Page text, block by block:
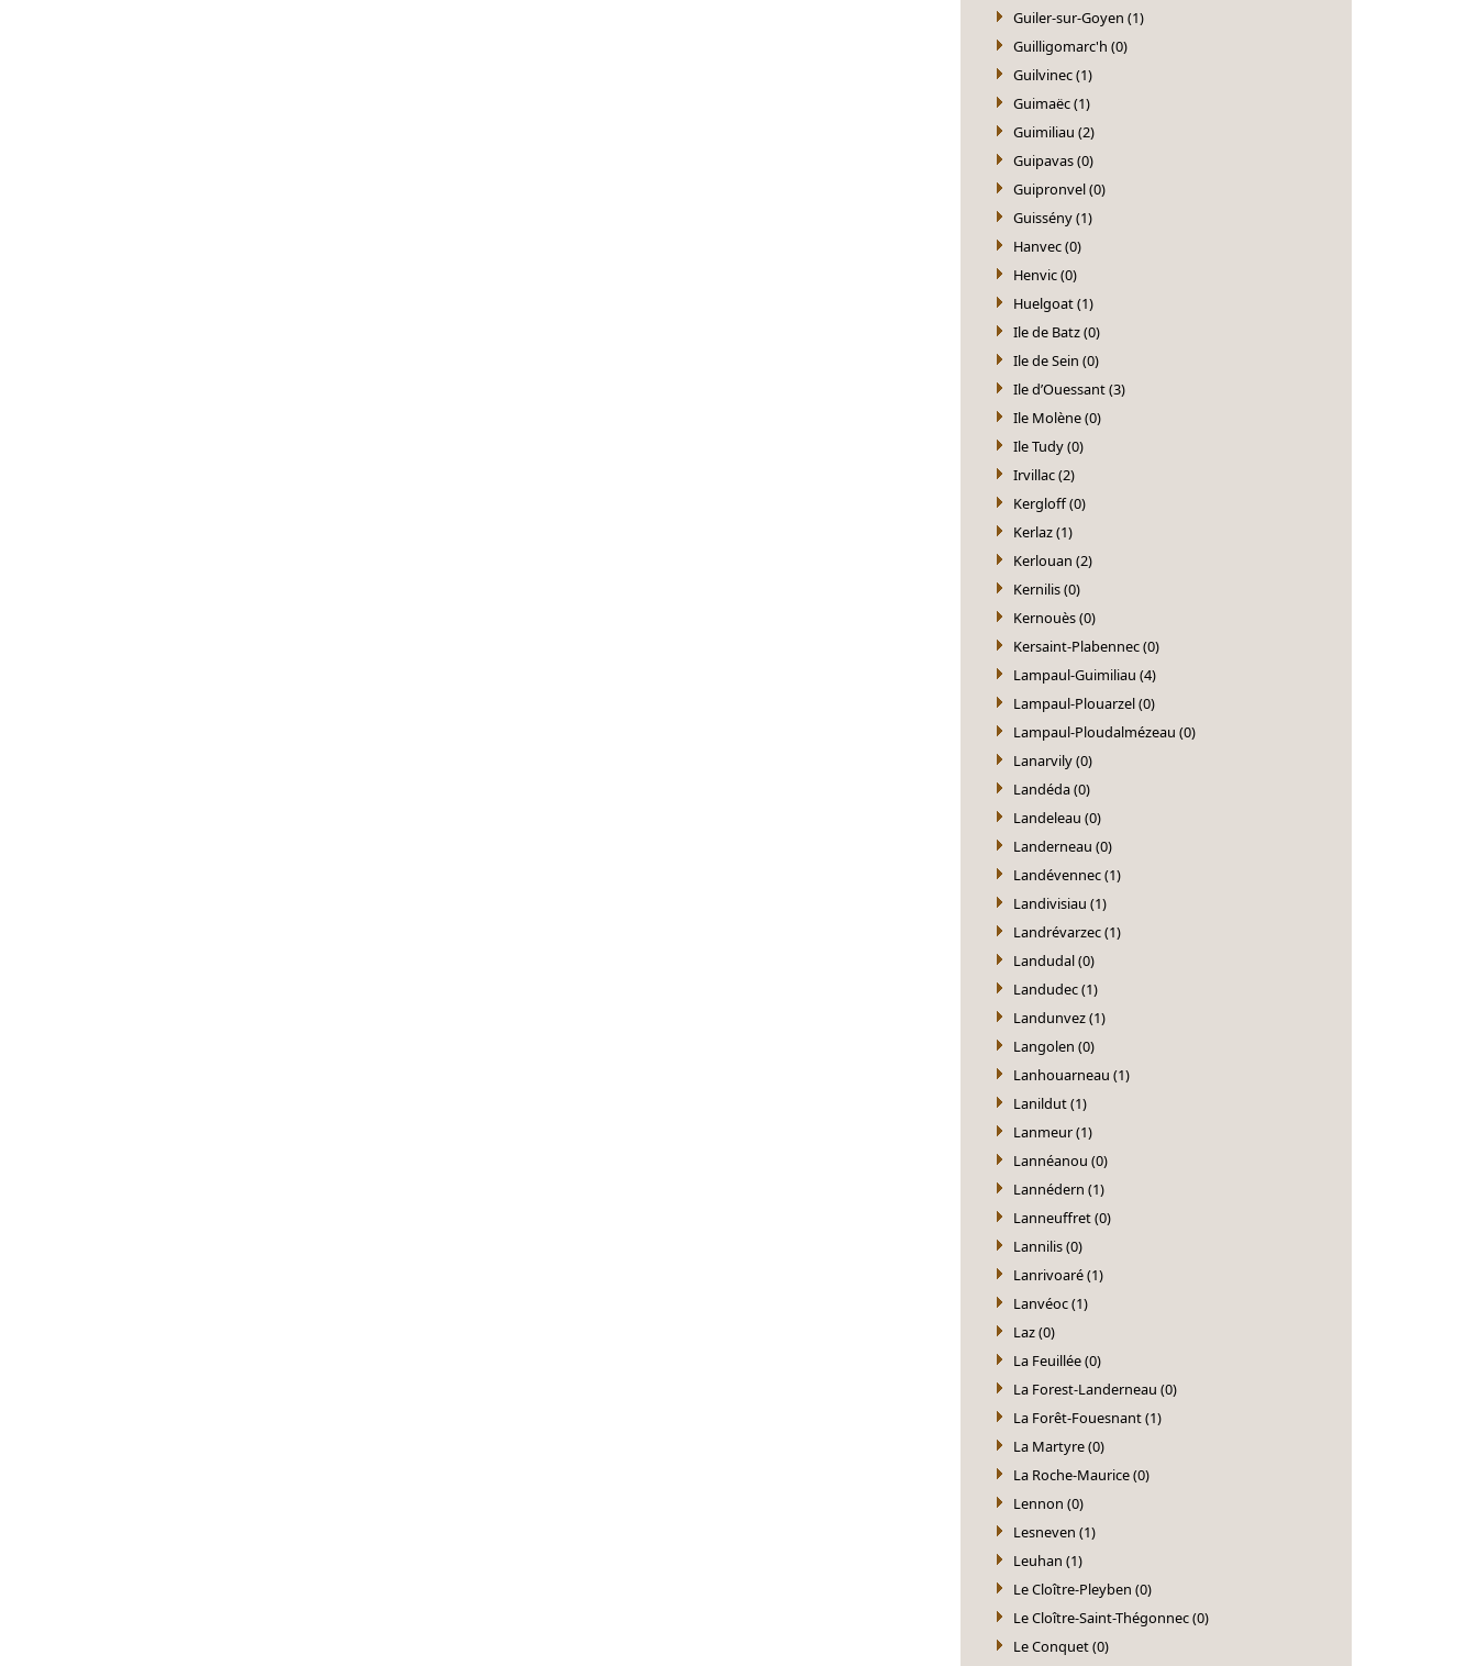
Guiler-sur-Goyen (1)
Guilligomarc'h (0)
Guilvinec (1)
Guimaëc (1)
Guimiliau (2)
Guipavas (0)
Guipronvel (0)
Guissény (1)
Hanvec (0)
Henvic (0)
Huelgoat (1)
Ile de Batz (0)
Ile de Sein (0)
Ile d’Ouessant (3)
Ile Molène (0)
Ile Tudy (0)
Irvillac (2)
Kergloff (0)
Kerlaz (1)
Kerlouan (2)
Kernilis (0)
Kernouès (0)
Kersaint-Plabennec (0)
Lampaul-Guimiliau (4)
Lampaul-Plouarzel (0)
Lampaul-Ploudalmézeau (0)
Lanarvily (0)
Landéda (0)
Landeleau (0)
Landerneau (0)
Landévennec (1)
Landivisiau (1)
Landrévarzec (1)
Landudal (0)
Landudec (1)
Landunvez (1)
Langolen (0)
Lanhouarneau (1)
Lanildut (1)
Lanmeur (1)
Lannéanou (0)
Lannédern (1)
Lanneuffret (0)
Lannilis (0)
Lanrivoaré (1)
Lanvéoc (1)
Laz (0)
La Feuillée (0)
La Forest-Landerneau (0)
La Forêt-Fouesnant (1)
La Martyre (0)
La Roche-Maurice (0)
Lennon (0)
Lesneven (1)
Leuhan (1)
Le Cloître-Pleyben (0)
Le Cloître-Saint-Thégonnec (0)
Le Conquet (0)